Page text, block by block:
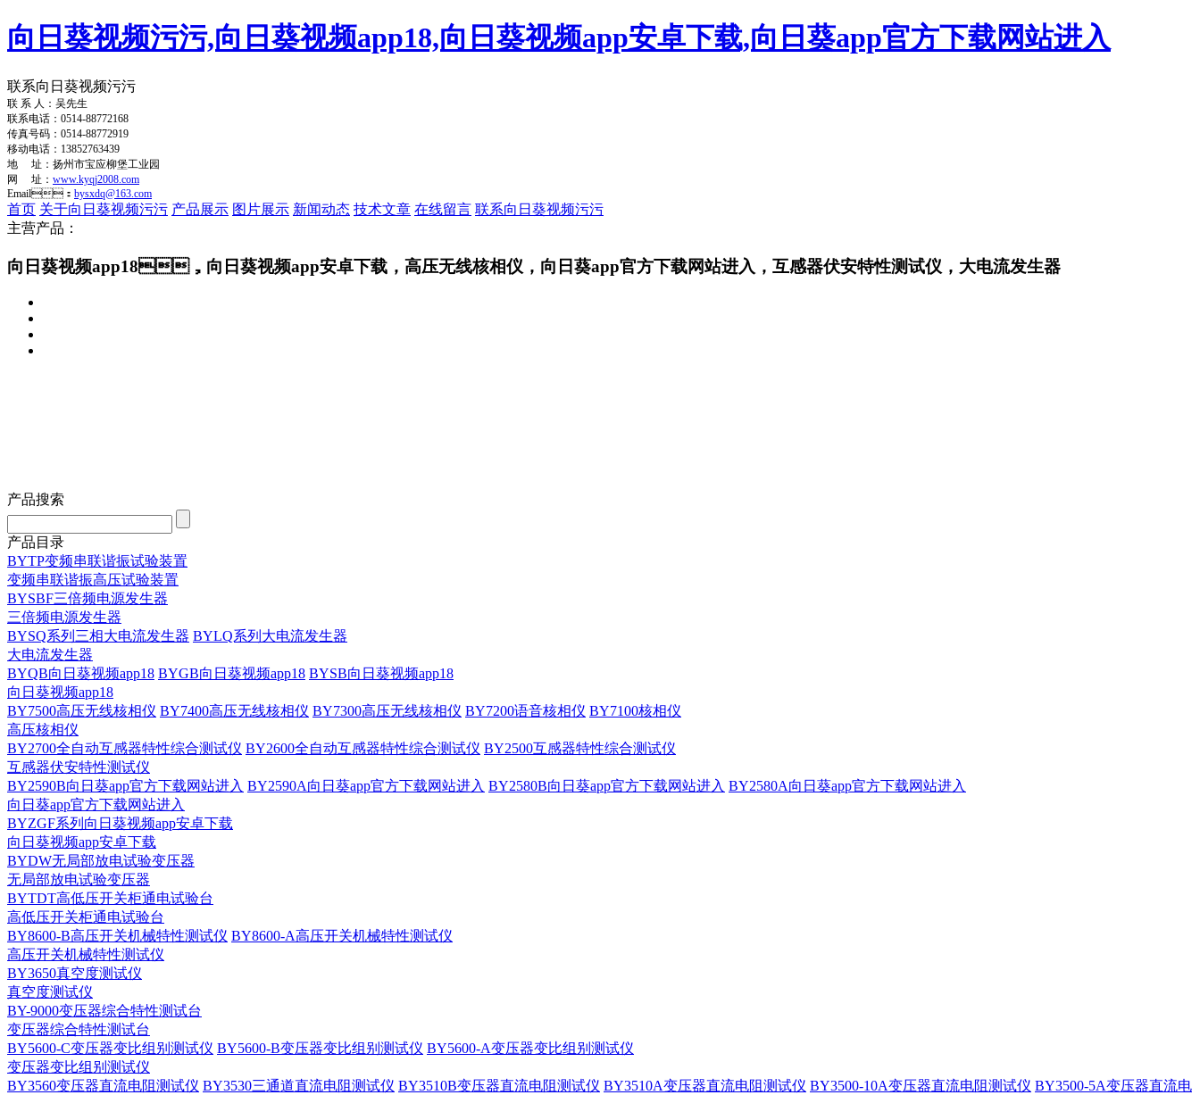
向日葵视频污污,向日葵视频app18,向日葵视频app安卓下载,向日葵app官方下载网站进入
联系向日葵视频污污
联 系 人：吴先生
联系电话：0514-88772168
传真号码：0514-88772919
移动电话：13852763439
地 址：扬州市宝应柳堡工业园
网 址： www.kyqj2008.com
Email： bysxdq@163.com
首页 关于向日葵视频污污 产品展示 图片展示 新闻动态 技术文章 在线留言 联系向日葵视频污污
主营产品：
向日葵视频app18，向日葵视频app安卓下载，高压无线核相仪，向日葵app官方下载网站进入，互感器伏安特性测试仪，大电流发生器
产品搜索
产品目录
BYTP变频串联谐振试验装置
变频串联谐振高压试验装置
BYSBF三倍频电源发生器
三倍频电源发生器
BYSQ系列三相大电流发生器 BYLQ系列大电流发生器
大电流发生器
BYQB向日葵视频app18 BYGB向日葵视频app18 BYSB向日葵视频app18
向日葵视频app18
BY7500高压无线核相仪 BY7400高压无线核相仪 BY7300高压无线核相仪 BY7200语音核相仪 BY7100核相仪
高压核相仪
BY2700全自动互感器特性综合测试仪 BY2600全自动互感器特性综合测试仪 BY2500互感器特性综合测试仪
互感器伏安特性测试仪
BY2590B向日葵app官方下载网站进入 BY2590A向日葵app官方下载网站进入 BY2580B向日葵app官方下载网站进入 BY2580A向日葵app官方下载网站进入
向日葵app官方下载网站进入
BYZGF系列向日葵视频app安卓下载
向日葵视频app安卓下载
BYDW无局部放电试验变压器
无局部放电试验变压器
BYTDT高低压开关柜通电试验台
高低压开关柜通电试验台
BY8600-B高压开关机械特性测试仪 BY8600-A高压开关机械特性测试仪
高压开关机械特性测试仪
BY3650真空度测试仪
真空度测试仪
BY-9000变压器综合特性测试台
变压器综合特性测试台
BY5600-C变压器变比组别测试仪 BY5600-B变压器变比组别测试仪 BY5600-A变压器变比组别测试仪
变压器变比组别测试仪
BY3560变压器直流电阻测试仪 BY3530三通道直流电阻测试仪 BY3510B变压器直流电阻测试仪 BY3510A变压器直流电阻测试仪 BY3500-10A变压器直流电阻测试仪 BY3500-5A变压器直流电